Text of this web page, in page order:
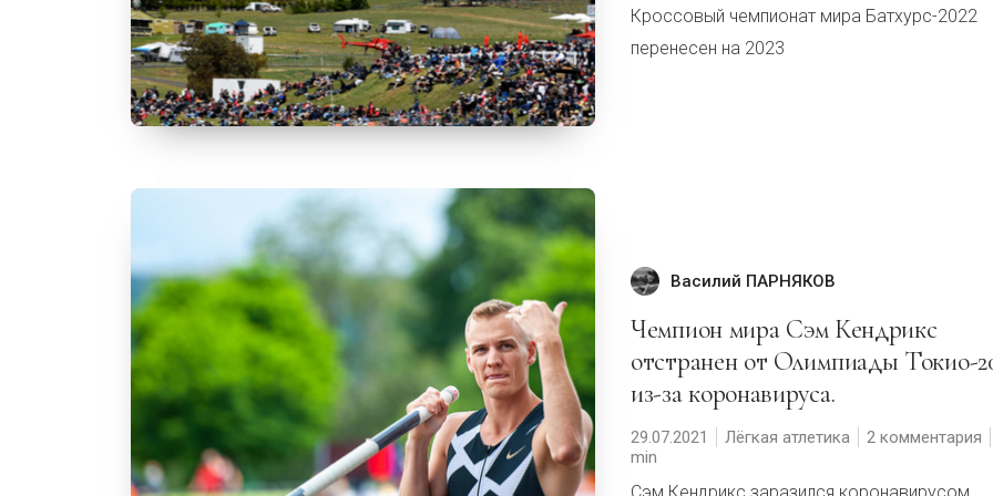
Кроссовый чемпионат мира Батхурс-2022
перенесен на 2023
Василий ПАРНЯКОВ
Чемпион мира Сэм Кендрикс
отстранен от Олимпиады Токио-
из-за коронавируса.
29.07.2021 Лёгкая атлетика 2 комментария